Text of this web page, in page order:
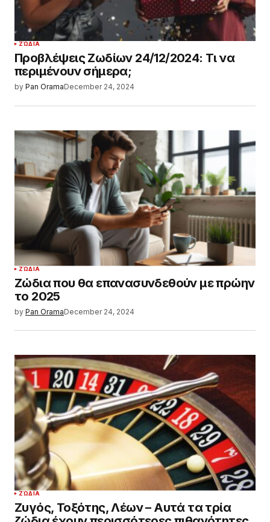
ΖΏΔΙΑ
Προβλέψεις Ζωδίων 24/12/2024: Τι να
περιμένουν σήμερα;
by Pan OramaDecember 24, 2024
ΖΏΔΙΑ
Ζώδια που θα επανασυνδεθούν με πρώην
το 2025
by Pan OramaDecember 24, 2024
ΖΏΔΙΑ
Ζυγός, Τοξότης, Λέων – Αυτά τα τρία